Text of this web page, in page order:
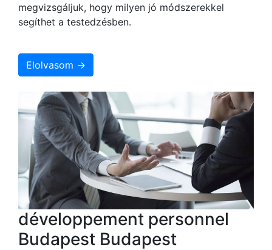
megvizsgáljuk, hogy milyen jó módszerekkel
segíthet a testedzésben.
Elolvasom →
développement personnel
Budapest Budapest